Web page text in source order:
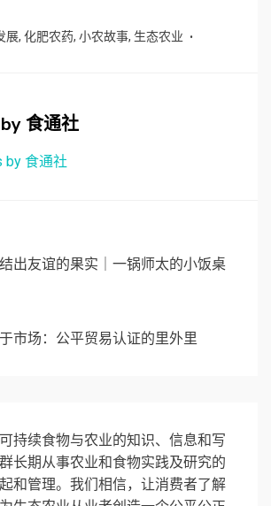
展, 化肥农药, 小农故事, 生态农业
食通社
by 食通社
出友谊的果实｜一锅师太的小饭桌
市场：公平贸易认证的里外里
持续食物与农业的知识、信息和写
长期从事农业和食物实践及研究的
和管理。我们相信，让消费者了解